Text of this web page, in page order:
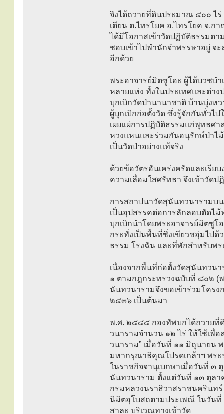
จึงได้ถวายที่ดินประมาณ ๕๐๐ ไ
เตียน ต.ไทรโยค อ.ไทรโยค จ.ก
ได้มีโอกาสเข้าวัดปฏิบัติธรรมต
ชอบเข้าไปพำนักจำพรรษาอยู่ จ
อีกด้วย
พระอาจารย์มิตซูโอะ ผู้ได้บวชบ
หลายแห่ง ทั้งในประเทศและต่า
บุกเบิกวัดป่านานาชาติ บ้านบุ่งห
ผู้บุกเบิกก่อตั้งวัด ซึ่งรู้จักกันทั่วไ
เผยแผ่การปฏิบัติธรรมแก่พุทธศ
หวงแหนและร่วมกันอนุรักษ์ป่าไ
เป็นวัดป่าอย่างแท้จริง
ด้วยข้อวัตรอันเคร่งครัดและเรีย
ความเลื่อมใสศรัทธา จึงเข้าวัด
การสถาปนาวัดสุนันทวนารามบน
เป็นอุปสรรคต่อการลักลอบตัดไ
บุกเบิกนำโดยพระอาจารย์มิตซู
กระทั่งเป็นพื้นที่ซึ่งเขียวชอุ่มไป
ธรรม โรงฉัน และที่พักสำหรับพ
เนื่องจากพี้นที่ก่อตั้งวัดสุนันทวนา
๑ ตามกฎกระทรวงฉบับที่ ๘๐๒ (
นันทวนารามจึงขอเข้าร่วมโคร
๒๕๓๖ เป็นต้นมา
พ.ศ. ๒๕๔๕ กองทัพบกได้ถวายที่
วนารามจำนวน ๑๒ ไร่ ให้ใช้เพื่
วนาราม” เมื่อวันที่ ๑๑ มิถุนายน
มหากรุณาธิคุณโปรดเกล้าฯ พร
ในราชกิจจานุเบกษาเมื่อวันที่ ๓
นันทวนาราม ตั้งแต่วันที่ ๑๓ ตุลา
กรมหลวงนราธิวาสราชนครินท
นิมิตอุโบสถตามประเพณี ในวัน
สาละ บริเวณทางเข้าวัด